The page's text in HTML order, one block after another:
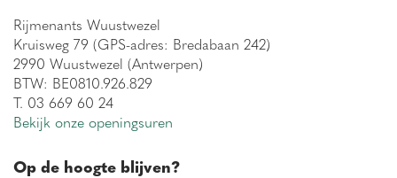
Rijmenants Wuustwezel
Kruisweg 79 (GPS-adres: Bredabaan 242)
2990 Wuustwezel (Antwerpen)
BTW: BE0810.926.829
T. 03 669 60 24
Bekijk onze openingsuren
Op de hoogte blijven?